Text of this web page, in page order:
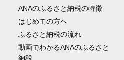
ANAのふるさと納税の特徴
はじめての方へ
ふるさと納税の流れ
動画でわかるANAのふるさと
納税